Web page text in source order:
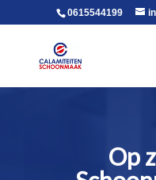
voor in de body0615544199
Op